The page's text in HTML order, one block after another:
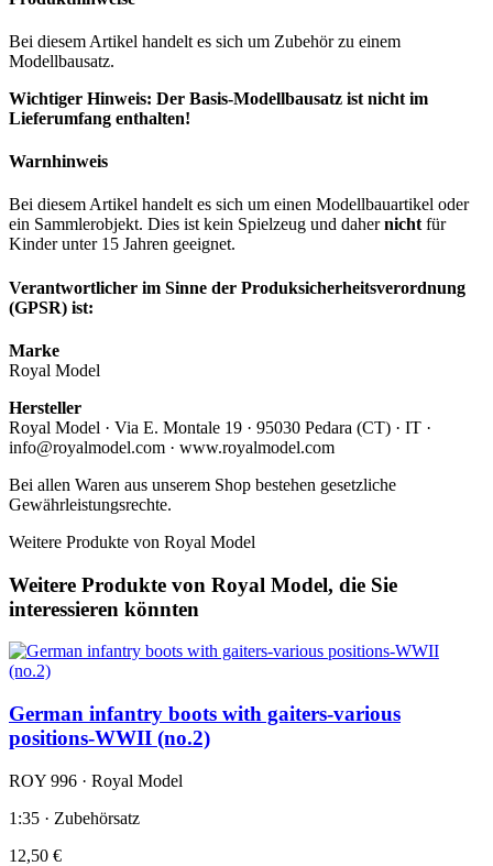
Bei diesem Artikel handelt es sich um Zubehör zu einem
Modellbausatz.
Wichtiger Hinweis: Der Basis-Modellbausatz ist nicht im
Lieferumfang enthalten!
Warnhinweis
Bei diesem Artikel handelt es sich um einen Modellbauartikel oder
ein Sammlerobjekt. Dies ist kein Spielzeug und dahernicht für
Kinder unter 15 Jahren geeignet.
Verantwortlicher im Sinne der Produksicherheitsverordnung
(GPSR) ist:
Marke
Royal Model
Hersteller
Royal Model · Via E. Montale 19 · 95030 Pedara (CT) · IT ·
info@royalmodel.com · www.royalmodel.com
Bei allen Waren aus unserem Shop bestehen gesetzliche
Gewährleistungsrechte.
Weitere Produkte von Royal Model
Weitere Produkte von Royal Model, die Sie
interessieren könnten
German infantry boots with gaiters-various
positions-WWII (no.2)
ROY 996 · Royal Model
1:35 · Zubehörsatz
12,50 €